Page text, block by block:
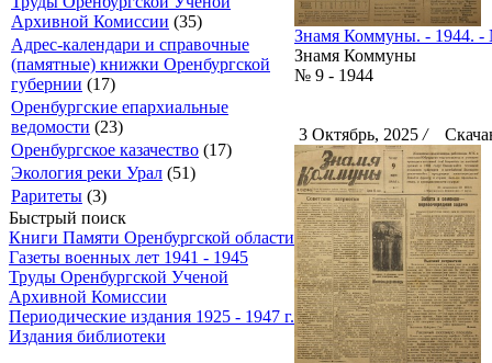
Архивной Комиссии (35)
Адрес-календари и справочные
(памятные) книжки Оренбургской
губернии (17)
Оренбургские епархиальные
ведомости (23)
Оренбургское казачество (17)
Экология реки Урал (51)
Раритеты (3)
Быстрый поиск
Книги Памяти Оренбургской области
Газеты военных лет 1941 - 1945
Труды Оренбургской Ученой
Архивной Комиссии
Периодические издания 1925 - 1947 г.
Издания библиотеки
Знамя Коммуны. - 1944. -
Знамя Коммуны
№ 9 - 1944
3 Октябрь, 2025 /